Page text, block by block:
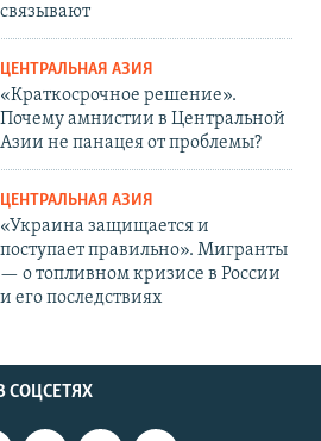
связывают
ЦЕНТРАЛЬНАЯ АЗИЯ
«Краткосрочное решение».
Почему амнистии в Центральной
Азии не панацея от проблемы?
ЦЕНТРАЛЬНАЯ АЗИЯ
«Украина защищается и
поступает правильно». Мигранты
— о топливном кризисе в России
и его последствиях
СОЦСЕТЯХ